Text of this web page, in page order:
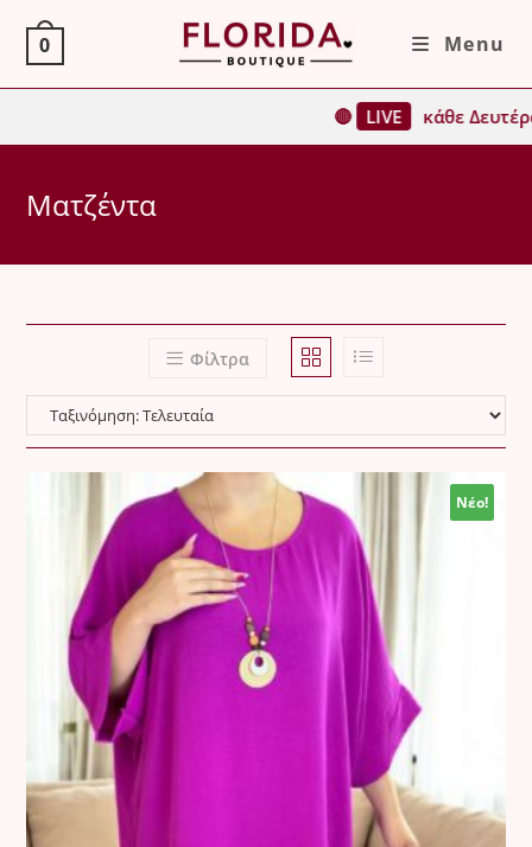
content
0 Menu
κάθε Δευτέρα,
Ματζέντα
Φίλτρα
Νέο!
Νέο!